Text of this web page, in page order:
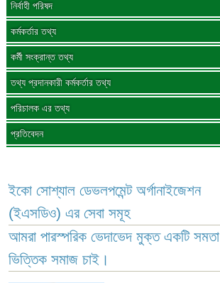
নির্বাহী পরিষদ
কর্মকর্তার তথ্য
কর্মী সংক্রান্ত তথ্য
তথ্য প্রদানকারী কর্মকর্তার তথ্য
পরিচালক এর তথ্য
প্রতিবেদন
ইকো সোশ্যাল ডেভলপমেন্ট অর্গানাইজেশন
(ইএসডিও) এর সেবা সমূহ
আমরা পারস্পরিক ভেদাভেদ মুক্ত একটি সমতা
ভিত্তিক সমাজ চাই।